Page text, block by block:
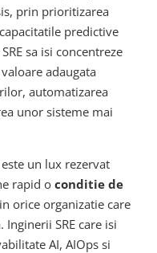
prin prioritizarea
predictive
sa isi concentreze
adaugata
automatizarea
unor sisteme mai
un lux rezervat
rapid oconditie de
in orice organizatie care
SRE care isi
AI, AIOps si